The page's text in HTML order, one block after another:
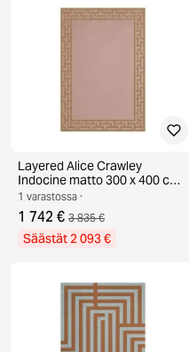
Layered Alice Crawley
Indocine matto 300 x 400 cm
Mellow Rose
1 varastossa ·
1 742 € 3 835 €
Säästät 2 093 €